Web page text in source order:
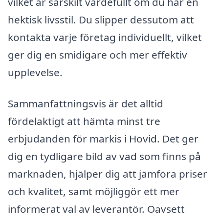
hektisk livsstil. Du slipper dessutom att
kontakta varje företag individuellt, vilket
ger dig en smidigare och mer effektiv
upplevelse.
Sammanfattningsvis är det alltid
fördelaktigt att hämta minst tre
erbjudanden för markis i Hovid. Det ger
dig en tydligare bild av vad som finns på
marknaden, hjälper dig att jämföra priser
och kvalitet, samt möjliggör ett mer
informerat val av leverantör. Oavsett